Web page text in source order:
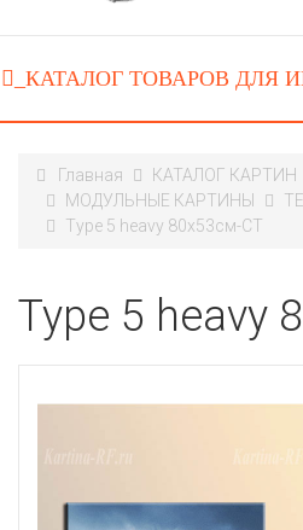
Главная
КАТАЛОГ КАРТИН
МОДУЛЬНЫЕ КАРТИНЫ
Type 5 heavy 80x53см-CT
Type 5 heavy